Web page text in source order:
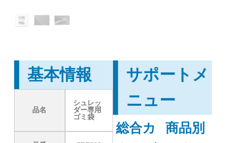
基本情報
品名
シュレッ
ダー専用
ゴミ袋
サポートメ
ニュー
総合カ
商品別